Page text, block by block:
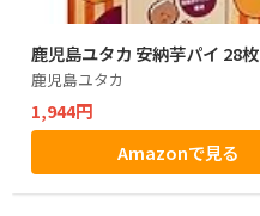
鹿児島ユタカ 安納芋パイ 28枚
鹿児島ユタカ
1,944円
Amazonで見る